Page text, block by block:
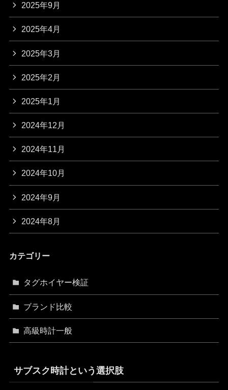
2025年9月
2025年4月
2025年3月
2025年2月
2025年1月
2024年12月
2024年11月
2024年10月
2024年9月
2024年8月
カテゴリー
タグホイヤー検証
ブランド比較
高級時計一般
サブスク時計という選択肢